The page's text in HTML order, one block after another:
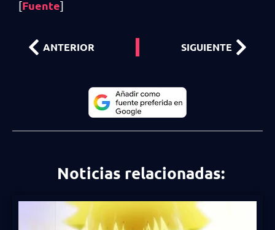
[Fuente]
ANTERIOR SIGUIENTE
Noticias relacionadas: